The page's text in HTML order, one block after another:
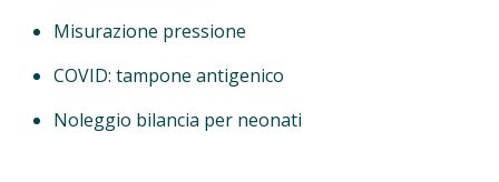
Misurazione pressione
COVID: tampone antigenico
Noleggio bilancia per neonati